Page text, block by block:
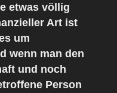
etwas völlig
Art ist
um
wenn man den
und noch
Person